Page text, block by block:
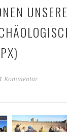
1 Kommentar